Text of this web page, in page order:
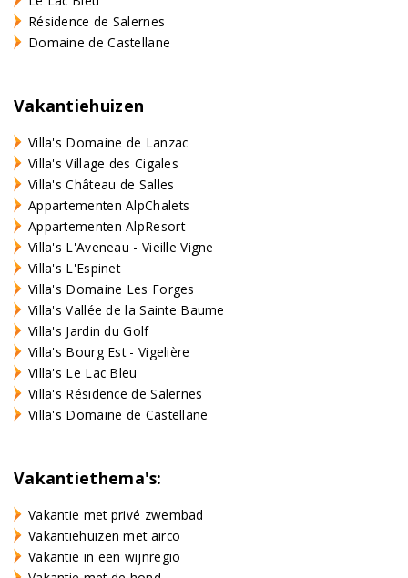
Résidence de Salernes
Domaine de Castellane
Vakantiehuizen
Villa's Domaine de Lanzac
Villa's Village des Cigales
Villa's Château de Salles
Appartementen AlpChalets
Appartementen AlpResort
Villa's L'Aveneau - Vieille Vigne
Villa's L'Espinet
Villa's Domaine Les Forges
Villa's Vallée de la Sainte Baume
Villa's Jardin du Golf
Villa's Bourg Est - Vigelière
Villa's Le Lac Bleu
Villa's Résidence de Salernes
Villa's Domaine de Castellane
Vakantiethema's:
Vakantie met privé zwembad
Vakantiehuizen met airco
Vakantie in een wijnregio